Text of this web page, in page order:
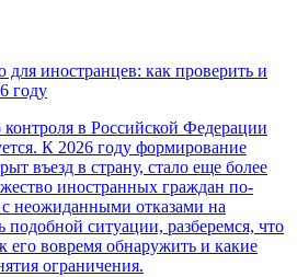
для иностранцев: как проверить и
году
в Российской Федерации
К 2026 году формирование
въезд в страну, стало еще более
иностранных граждан по-
неожиданными отказами на
подобной ситуации, разберемся, что
его вовремя обнаружить и какие
ограничения.